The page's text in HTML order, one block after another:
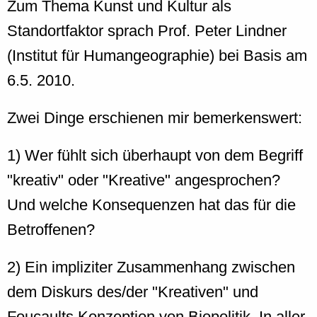
Zum Thema Kunst und Kultur als
Standortfaktor sprach Prof. Peter Lindner
(Institut für Humangeographie) bei Basis am
6.5. 2010.
Zwei Dinge erschienen mir bemerkenswert:
1) Wer fühlt sich überhaupt von dem Begriff
"kreativ" oder "Kreative" angesprochen?
Und welche Konsequenzen hat das für die
Betroffenen?
2) Ein impliziter Zusammenhang zwischen
dem Diskurs des/der "Kreativen" und